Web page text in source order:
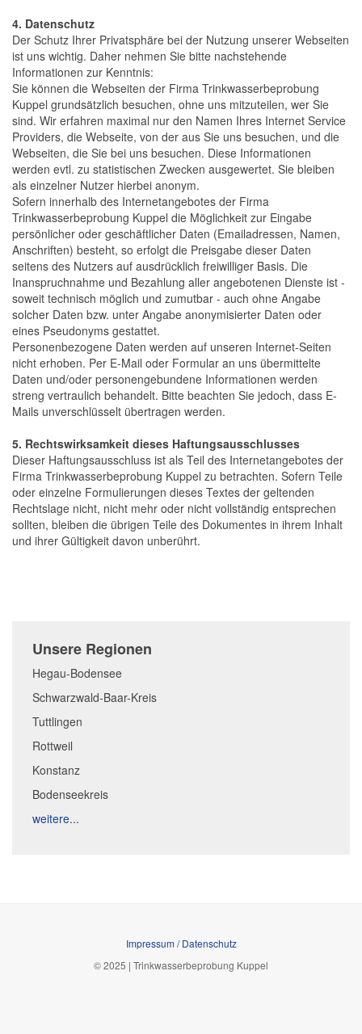
4. Datenschutz
Der Schutz Ihrer Privatsphäre bei der Nutzung unserer Webseiten
ist uns wichtig. Daher nehmen Sie bitte nachstehende
Informationen zur Kenntnis:
Sie können die Webseiten der Firma Trinkwasserbeprobung
Kuppel grundsätzlich besuchen, ohne uns mitzuteilen, wer Sie
sind. Wir erfahren maximal nur den Namen Ihres Internet Service
Providers, die Webseite, von der aus Sie uns besuchen, und die
Webseiten, die Sie bei uns besuchen. Diese Informationen
werden evtl. zu statistischen Zwecken ausgewertet. Sie bleiben
als einzelner Nutzer hierbei anonym.
Sofern innerhalb des Internetangebotes der Firma
Trinkwasserbeprobung Kuppel die Möglichkeit zur Eingabe
persönlicher oder geschäftlicher Daten (Emailadressen, Namen,
Anschriften) besteht, so erfolgt die Preisgabe dieser Daten
seitens des Nutzers auf ausdrücklich freiwilliger Basis. Die
Inanspruchnahme und Bezahlung aller angebotenen Dienste ist -
soweit technisch möglich und zumutbar - auch ohne Angabe
solcher Daten bzw. unter Angabe anonymisierter Daten oder
eines Pseudonyms gestattet.
Personenbezogene Daten werden auf unseren Internet-Seiten
nicht erhoben. Per E-Mail oder Formular an uns übermittelte
Daten und/oder personengebundene Informationen werden
streng vertraulich behandelt. Bitte beachten Sie jedoch, dass E-
Mails unverschlüsselt übertragen werden.
5. Rechtswirksamkeit dieses Haftungsausschlusses
Dieser Haftungsausschluss ist als Teil des Internetangebotes der
Firma Trinkwasserbeprobung Kuppel zu betrachten. Sofern Teile
oder einzelne Formulierungen dieses Textes der geltenden
Rechtslage nicht, nicht mehr oder nicht vollständig entsprechen
sollten, bleiben die übrigen Teile des Dokumentes in ihrem Inhalt
und ihrer Gültigkeit davon unberührt.
Unsere Regionen
Hegau-Bodensee
Schwarzwald-Baar-Kreis
Tuttlingen
Rottweil
Konstanz
Bodenseekreis
weitere...
Impressum / Datenschutz
© 2025 | Trinkwasserbeprobung Kuppel